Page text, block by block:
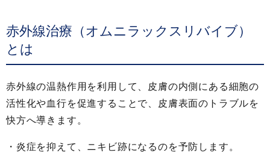
赤外線治療（オムニラックスリバイブ）
とは
赤外線の温熱作用を利用して、皮膚の内側にある細胞の
活性化や血行を促進することで、皮膚表面のトラブルを
快方へ導きます。
・炎症を抑えて、ニキビ跡になるのを予防します。